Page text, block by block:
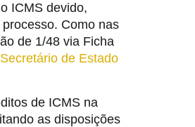
ICMS devido,
Como nas
de 1/48 via Ficha
de Estado
de ICMS na
as disposições